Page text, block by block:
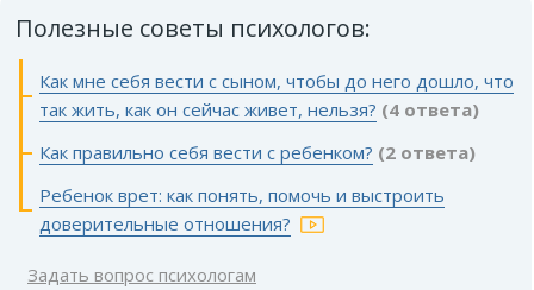
Полезные советы психологов:
Как мне себя вести с сыном, чтобы до него дошло, что
так жить, как он сейчас живет, нельзя? (4 ответа)
Как правильно себя вести с ребенком? (2 ответа)
Ребенок врет: как понять, помочь и выстроить
доверительные отношения?
Задать вопрос психологам